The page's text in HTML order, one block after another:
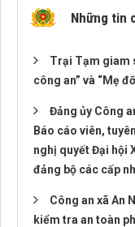
Những tin
Trại Tạm giam
công an” và “Mẹ
Đảng ủy Công
Báo cáo viên,
nghị quyết Đại hội
đảng bộ các cấp
Công an xã An
kiểm tra an toàn